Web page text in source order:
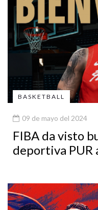
BASKETBALL
09 de mayo del 2024
FIBA da visto
deportiva PUR